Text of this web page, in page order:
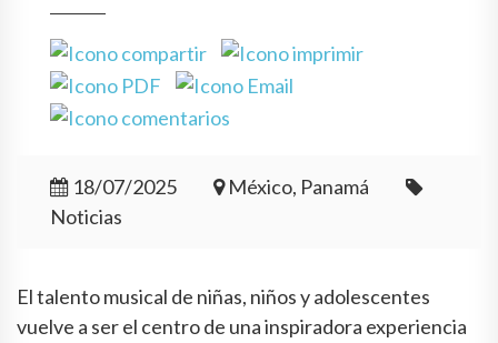
18/07/2025
México, Panamá
Noticias
El talento musical de niñas, niños y adolescentes
vuelve a ser el centro de una inspiradora experiencia